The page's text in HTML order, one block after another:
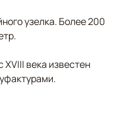
узелка. Более 200
века известен